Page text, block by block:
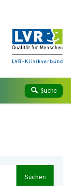
Suche
Suchen